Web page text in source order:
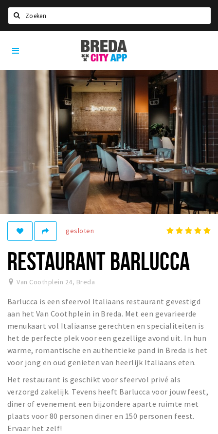
Home
Agenda
Nieuws, interviews & blogs
Drinken
Slapen
Recreatief
Winkels
Winkelgebieden
Bezienswaardigheden
Musea, theaters & podia
Uitjes & activiteiten
Toeristische routes
Natuurgebieden
Baroniepoorten
Sport
Privacy
Inloggen
Breda
City
App
gesloten
RESTAURANT BARLUCCA
Van Coothplein 24, Breda
Barlucca is een sfeervol Italiaans restaurant gevestigd
aan het Van Coothplein in Breda. Met een gevarieerde
menukaart vol Italiaanse gerechten en specialiteiten is
het de perfecte plek voor een gezellige avond uit. In hun
warme, romantische en authentieke pand in Breda is het
voor jong en oud genieten van heerlijk Italiaans eten.
Het restaurant is geschikt voor sfeervol privé als
verzorgd zakelijk. Tevens heeft Barlucca voor jouw feest,
diner of evenement een bijzondere aparte ruimte met
plaats voor 80 personen diner en 150 personen feest.
Ervaar het zelf!